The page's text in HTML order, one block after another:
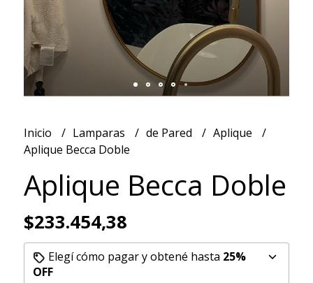
Inicio Lamparas de Pared
Aplique
Aplique Becca Doble
Aplique Becca Doble
$233.454,38
Elegí cómo pagar y obtené hasta 25%
OFF